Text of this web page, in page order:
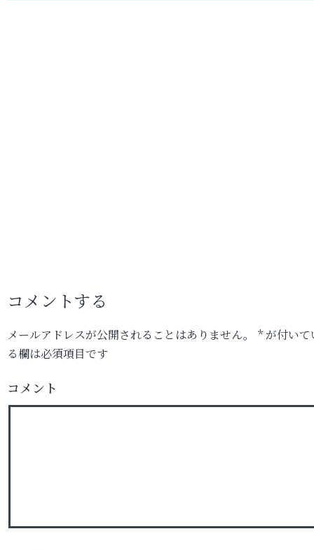
コメントする
メールアドレスが公開されることはありません。 *が付いて
る欄は必須項目です
コメント